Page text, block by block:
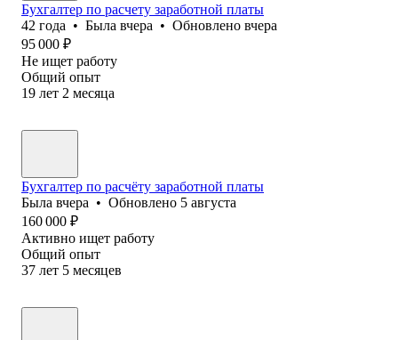
Бухгалтер по расчету заработной платы
42 года • Была вчера • Обновлено вчера
95 000 ₽
Не ищет работу
Общий опыт
19 лет 2 месяца
Бухгалтер по расчёту заработной платы
Была вчера • Обновлено 5 августа
160 000 ₽
Активно ищет работу
Общий опыт
37 лет 5 месяцев